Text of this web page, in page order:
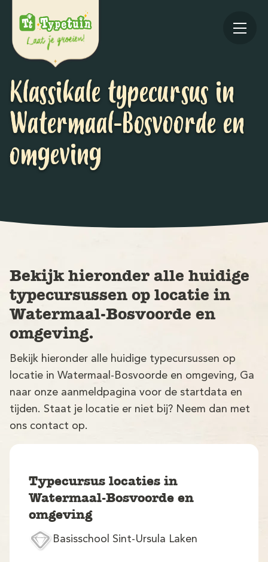
Demo
Klassikale typecursus in
Watermaal-Bosvoorde en
omgeving
Bekijk hieronder alle huidige
typecursussen op locatie in
Watermaal-Bosvoorde en
omgeving.
Bekijk hieronder alle huidige typecursussen op
locatie in Watermaal-Bosvoorde en omgeving, Ga
naar onze aanmeldpagina voor de startdata en
tijden. Staat je locatie er niet bij? Neem dan met
ons contact op.
Typecursus locaties in
Watermaal-Bosvoorde en
omgeving
Basisschool Sint-Ursula Laken